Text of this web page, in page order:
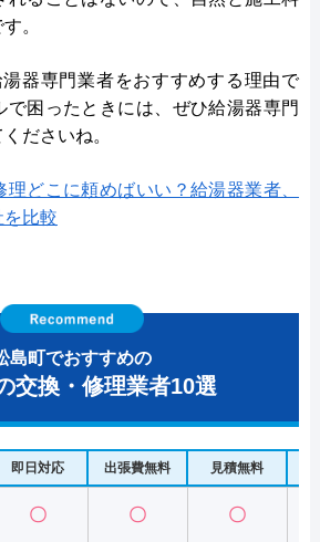
。
器専門業者をおすすめする理由で
で困ったときには、ぜひ給湯器専門
ださいね。
どこに頼めばいい？給湯器業者、
を比較
島町でおすすめの
交換・修理業者10選
即日対応 出張費無料 見積無料
〇 〇 〇